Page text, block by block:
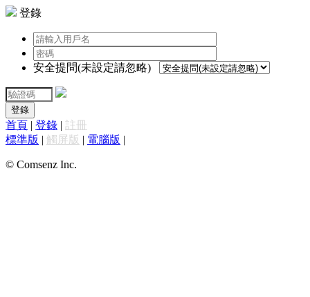
登錄
安全提問(未設定請忽略)
登錄
首頁 | 登錄 | 註冊
標準版 | 觸屏版 | 電腦版 |
© Comsenz Inc.